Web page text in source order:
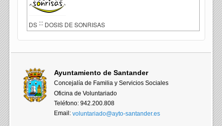
DS ::: DOSIS DE SONRISAS
Ayuntamiento de Santander
Concejalía de Familia y Servicios Sociales
Oficina de Voluntariado
Teléfono: 942.200.808
Email:voluntariado@ayto-santander.es